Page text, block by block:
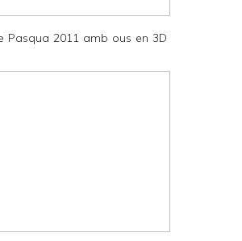
Pasqua 2011 amb ous en 3D